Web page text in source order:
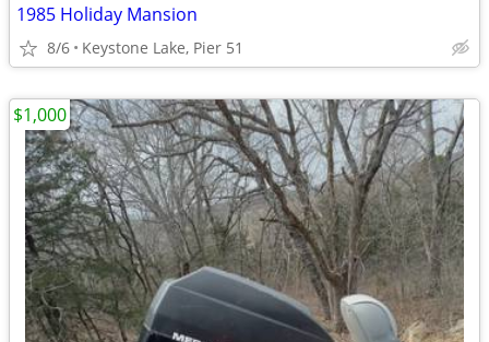
1985 Holiday Mansion
8/6 Keystone Lake, Pier 51
$1,000